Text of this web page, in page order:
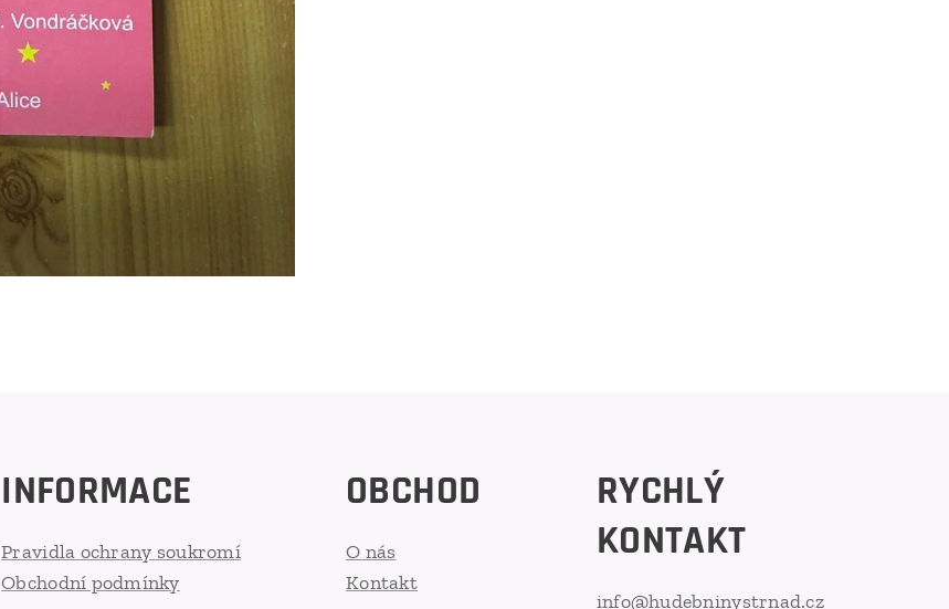
INFORMACE
Pravidla ochrany soukromí
Obchodní podmínky
OBCHOD
O nás
Kontakt
RYCHLÝ
KONTAKT
info@hudebninystrnad.cz